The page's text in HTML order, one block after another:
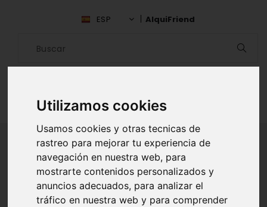
Utilizamos cookies
Usamos cookies y otras tecnicas de
rastreo para mejorar tu experiencia de
navegación en nuestra web, para
mostrarte contenidos personalizados y
anuncios adecuados, para analizar el
tráfico en nuestra web y para comprender
ESP AlquiFriend
ALQUILAR AMIGO
Inicio Amigos Baja California Luis Alvarez Quintero